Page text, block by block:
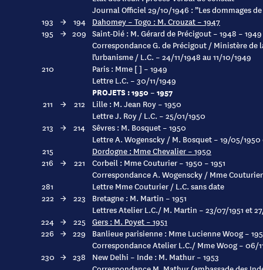
Journal Officiel 29/10/1946 : ”Les dommages
193
→ 194
Dahomey – Togo : M. Crouzat – 1947
195
→ 209 Saint-Dié : M. Gérard de Précigout – 1948 – 1949
Correspondance G. de Précigout / Ministère
l’urbanisme / L.C. – 24/11/1948 au 11/10/1949
210
Paris : Mme [ ] – 1949
Lettre L.C. – 30/11/1949
PROJETS : 1950 – 1957
211 → 212
Lille : M. Jean Roy – 1950
Lettre J. Roy / L.C. – 25/01/1950
213
→ 214 Sêvres : M. Bosquet – 1950
Lettre A. Wogenscky / M. Bosquet – 19/05/
215
Dordogne : Mme Chevalier – 1950
216
→ 221
Corbeil : Mme Couturier – 1950 – 1951
Correspondance A. Wogenscky / Mme
281
Lettre Mme Couturier / L.C. sans date
222 → 223
Bretagne : M. Martin – 1951
Lettres Atelier L.C./ M. Martin – 23/07/1951 et
224 → 225 Gers : M. Poyet – 1951
226 → 229
Banlieue parisienne : Mme Lucienne Woog –
Correspondance Atelier L.C./ Mme Woog – 06/
230 → 238
New Delhi – Inde : M. Mathur – 1953